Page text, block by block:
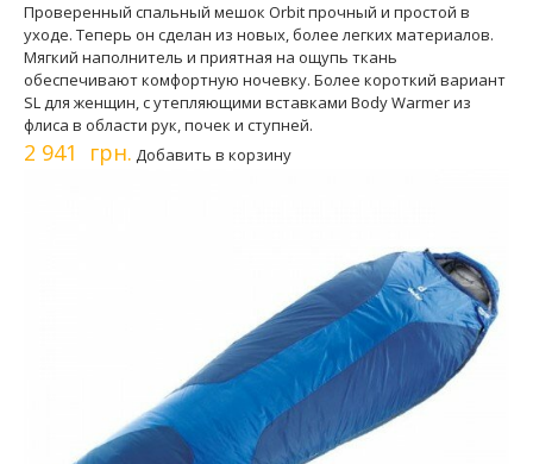
Проверенный спальный мешок Orbit прочный и простой в
уходе. Теперь он сделан из новых, более легких материалов.
Мягкий наполнитель и приятная на ощупь ткань
обеспечивают комфортную ночевку. Более короткий вариант
SL для женщин, с утепляющими вставками Body Warmer из
флиса в области рук, почек и ступней.
2 941 грн. Добавить в корзину